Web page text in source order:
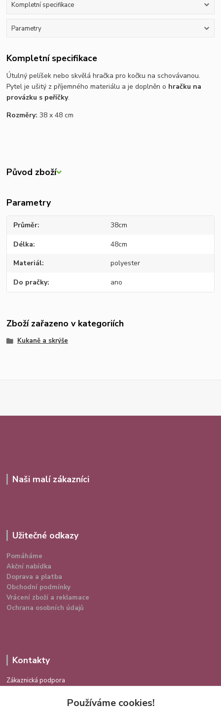
Kompletní specifikace
Parametry
Kompletní specifikace
Útulný pelíšek nebo skvělá hračka pro kočku na schovávanou.
Pytel je ušitý z příjemného materiálu a je doplněn o hračku na
provázku s peříčky.
Rozměry:38 x 48 cm
Původ zboží
Parametry
Průměr 38cm
Délka 48cm
Materiál polyester
Do pračky ano
Zboží zařazeno v kategoriích
Kukaně a skrýše
Naši malí zákazníci
Užitečné odkazy
Pomáháme
Akční nabídka
Doprava a platba
Obchodní podmínky
Vrácení zboží a reklamace
Ochrana osobních údajů
Kontakty
Zákaznická podpora
Používáme cookies!